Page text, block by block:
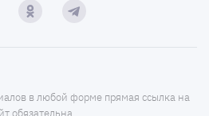
в любой форме прямая ссылка на